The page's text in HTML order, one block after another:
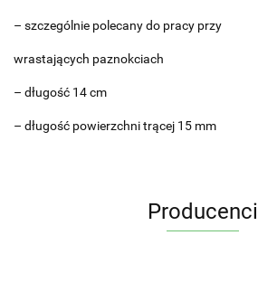
– szczególnie polecany do pracy przy
wrastających paznokciach
– długość 14 cm
– długość powierzchni trącej 15 mm
Producenci